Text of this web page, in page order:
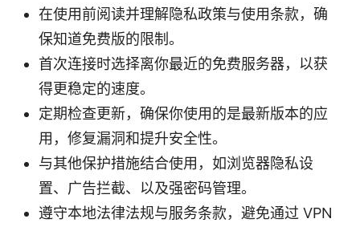
在使用前阅读并理解隐私政策与使用条款，确
保知道免费版的限制。
首次连接时选择离你最近的免费服务器，以获
得更稳定的速度。
定期检查更新，确保你使用的是最新版本的应
用，修复漏洞和提升安全性。
与其他保护措施结合使用，如浏览器隐私设
置、广告拦截、以及强密码管理。
遵守本地法律法规与服务条款，避免通过 VPN